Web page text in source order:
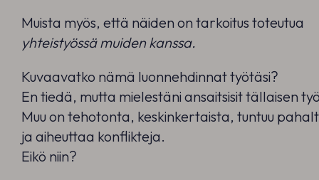
Muista myös, että näiden on tarkoitus toteutua
yhteistyössä muiden kanssa.
Kuvaavatko nämä luonnehdinnat työtäsi?
En tiedä, mutta mielestäni ansaitsisit tällaisen
Muu on tehotonta, keskinkertaista, tuntuu
ja aiheuttaa konflikteja.
Eikö niin?